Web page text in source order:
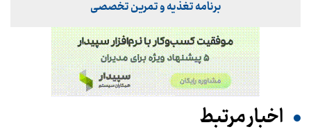
برنامه تغذیه و تمرین تخصصی
اخبار مرتبط